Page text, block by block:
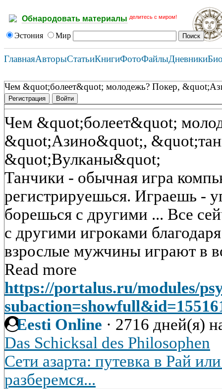
Обнародовать материалы делитесь с миром!
Эстония Мир
ГлавнаяАвторыСтатьиКнигиФотоФайлыДневники
Чем &quot;болеет&quot; молодежь? Покер,
Регистрация Войти
Чем &quot;болеет&quot;
&quot;Азино&quot;,
&quot;Вулканы&quot;
Танчики - обычная игра
регистрируешься. Играешь -
борешься с другими ... Все
с другими игроками
взрослые мужчины играют в
Read more
https://portalus.ru/modules/
Eesti Online · 2716 дней(я)
Das Schicksal des Philosophen
Сети азарта: путевка в Рай
разберемся...